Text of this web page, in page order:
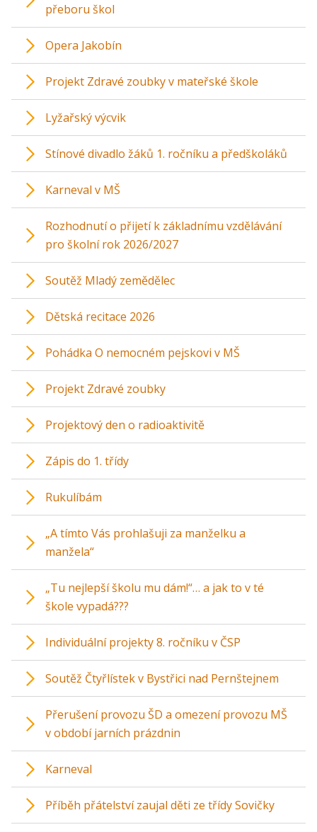
přeboru škol
Opera Jakobín
Projekt Zdravé zoubky v mateřské škole
Lyžařský výcvik
Stínové divadlo žáků 1. ročníku a předškoláků
Karneval v MŠ
Rozhodnutí o přijetí k základnímu vzdělávání
pro školní rok 2026/2027
Soutěž Mladý zemědělec
Dětská recitace 2026
Pohádka O nemocném pejskovi v MŠ
Projekt Zdravé zoubky
Projektový den o radioaktivitě
Zápis do 1. třídy
Rukulíbám
„A tímto Vás prohlašuji za manželku a
manžela“
„Tu nejlepší školu mu dám!“… a jak to v té
škole vypadá???
Individuální projekty 8. ročníku v ČSP
Soutěž Čtyřlístek v Bystřici nad Pernštejnem
Přerušení provozu ŠD a omezení provozu MŠ
v období jarních prázdnin
Karneval
Příběh přátelství zaujal děti ze třídy Sovičky